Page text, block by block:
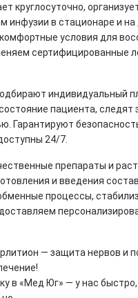
круглосуточно,
инфузии в стационаре и на
условия для
сертифицированные
индивидуальный
пациента, следят
Гарантируют
24/7.
препараты и
и введения
процессы,
— защита нервов и
в «Мед Юг» — у нас быстро,